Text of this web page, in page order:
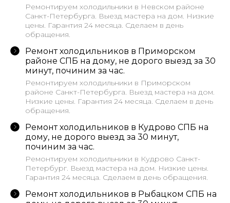
Ремонтируем холодильники в Невском районе
Санкт-Петербурга. Выезд мастера на дом. Низкие
цены. Гарантия 24 месяца. Сделаем в день
обращения.
Ремонт холодильников в Приморском
районе СПБ на дому, не дорого выезд за 30
минут, починим за час.
Ремонтируем холодильники в Приморском
районе Санкт-Петербурга. Выезд мастера на дом.
Низкие цены. Гарантия 24 месяца. Сделаем в день
обращения.
Ремонт холодильников в Кудрово СПБ на
дому, не дорого выезд за 30 минут,
починим за час.
Ремонтируем холодильники в Кудрово Санкт-
Петербург. Выезд мастера на дом. Низкие цены.
Гарантия 24 месяца. Сделаем в день обращения.
Ремонт холодильников в Рыбацком СПБ на